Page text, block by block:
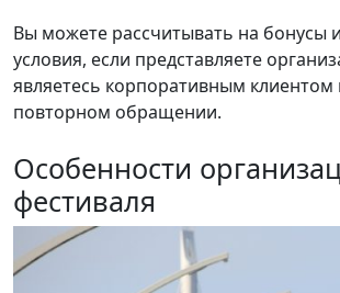
Вы можете рассчитывать на бонусы
условия, если представляете
являетесь корпоративным клиентом
повторном обращении.
Особенности
фестиваля